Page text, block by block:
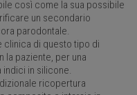
così come la sua possibile
un secondario
parodontale.
clinica di questo tipo di
la paziente, per una
in silicone.
ricopertura